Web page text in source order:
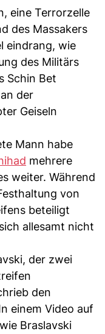
eine Terrorzelle
des Massakers
eindrang, wie
des Militärs
Schin Bet
der
Geiseln
Mann habe
mehrere
weiter. Während
von
beteiligt
allesamt nicht
der zwei
den
einem Video auf
Braslavski